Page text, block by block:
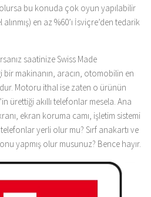
bu konuda çok oyun yapılabilir
en az %60’ı İsviçre’den tedarik
saatinize Swiss Made
bir makinanın, aracın, otomobilin en
Motoru ithal ise zaten o ürünün
ürettiği akıllı telefonlar mesela. Ana
ekran koruma camı, işletim sistemi
yerli olur mu? Sırf anakartı ve
yapmış olur musunuz? Bence hayır.